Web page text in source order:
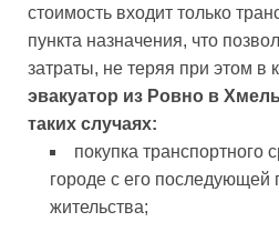
стоимость входит только
пункта назначения, что
затраты, не теряя при этом в
эвакуатор из Ровно в
таких случаях:
покупка транспортного
городе с его последующей
жительства;